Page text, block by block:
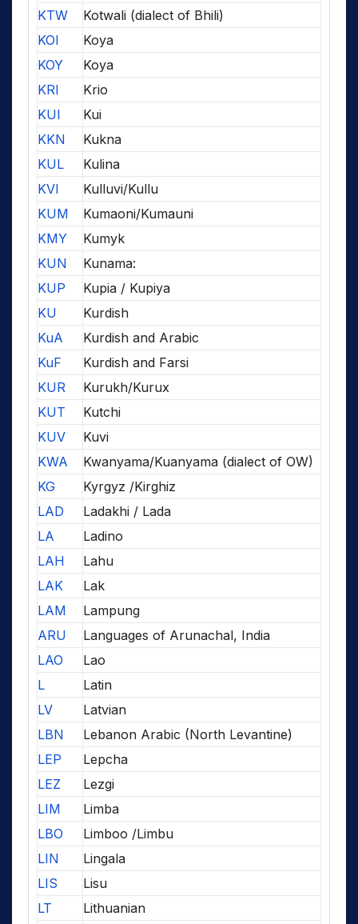
KTW
Kotwali (dialect of Bhili)
KOI
Koya
KOY
Koya
KRI
Krio
KUI
Kui
KKN
Kukna
KUL
Kulina
KVI
Kulluvi/Kullu
KUM
Kumaoni/Kumauni
KMY
Kumyk
KUN
Kunama:
KUP
Kupia / Kupiya
KU
Kurdish
KuA
Kurdish and Arabic
KuF
Kurdish and Farsi
KUR
Kurukh/Kurux
KUT
Kutchi
KUV
Kuvi
KWA
Kwanyama/Kuanyama (dialect of OW)
KG
Kyrgyz /Kirghiz
LAD
Ladakhi / Lada
LA
Ladino
LAH
Lahu
LAK
Lak
LAM
Lampung
ARU
Languages of Arunachal, India
LAO
Lao
L
Latin
LV
Latvian
LBN
Lebanon Arabic (North Levantine)
LEP
Lepcha
LEZ
Lezgi
LIM
Limba
LBO
Limboo /Limbu
LIN
Lingala
LIS
Lisu
LT
Lithuanian